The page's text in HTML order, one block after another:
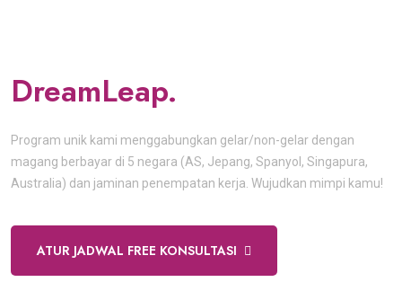
DreamLeap.
Program unik kami menggabungkan gelar/non-gelar dengan
magang berbayar di 5 negara (AS, Jepang, Spanyol, Singapura,
Australia) dan jaminan penempatan kerja. Wujudkan mimpi kamu!
ATUR JADWAL FREE KONSULTASI